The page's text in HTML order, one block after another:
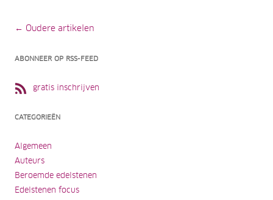
Artikelnavigatie
← Oudere artikelen
ABONNEER OP RSS-FEED
gratis inschrijven
CATEGORIEËN
Algemeen
Auteurs
Beroemde edelstenen
Edelstenen focus